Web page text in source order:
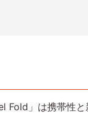
Fold」は携帯性